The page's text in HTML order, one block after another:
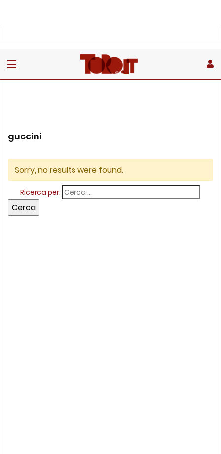
guccini
Sorry, no results were found.
Ricerca per: